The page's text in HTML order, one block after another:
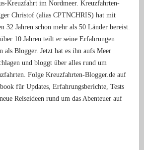
Kreuzfahrt im Nordmeer. Kreuzfahrten-
Christof (alias CPTNCHRIS) hat mit
32 Jahren schon mehr als 50 Länder bereist.
10 Jahren teilt er seine Erfahrungen
als Blogger. Jetzt hat es ihn aufs Meer
und bloggt über alles rund um
Folge Kreuzfahrten-Blogger.de auf
für Updates, Erfahrungsberichte, Tests
Reiseideen rund um das Abenteuer auf